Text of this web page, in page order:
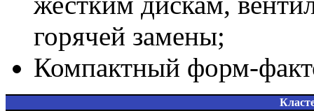
горячей замены;
Компактный форм-